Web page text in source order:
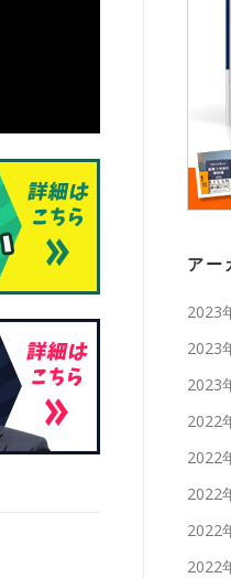
アー
2023
2023
2023
2022
2022
2022
2022
2022